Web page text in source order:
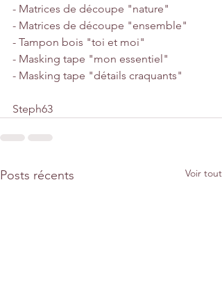
- Matrices de découpe "nature"
- Matrices de découpe "ensemble"
- Tampon bois "toi et moi"
- Masking tape "mon essentiel"
- Masking tape "détails craquants"
Steph63
Posts récents Voir tout